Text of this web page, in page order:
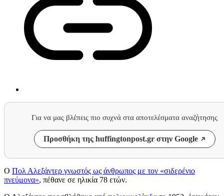
Για να μας βλέπεις πιο συχνά στα αποτελέσματα αναζήτησης
Προσθήκη της huffingtonpost.gr στην Google
Ο Πολ Αλεξάντερ γνωστός ως άνθρωπος με τον «σιδερένιο
πνεύμονα», πέθανε σε ηλικία 78 ετών.